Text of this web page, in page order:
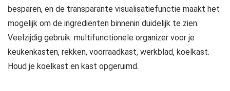
besparen, en de transparante visualisatiefunctie maakt het
mogelijk om de ingrediënten binnenin duidelijk te zien.
Veelzijdig gebruik: multifunctionele organizer voor je
keukenkasten, rekken, voorraadkast, werkblad, koelkast.
Houd je koelkast en kast opgeruimd.